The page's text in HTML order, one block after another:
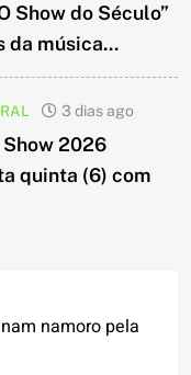
Show do Século”
da música...
3 dias ago
2026
quinta (6) com
namoro pela